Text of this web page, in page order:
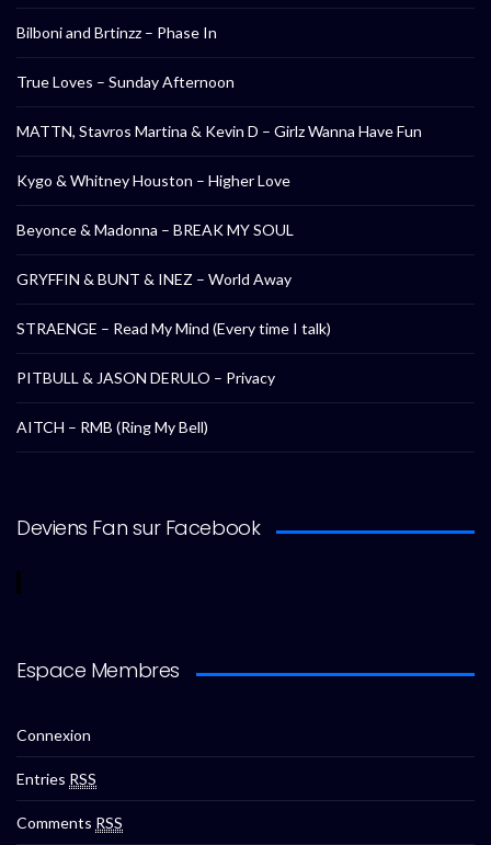
Bilboni and Brtinzz – Phase In
True Loves – Sunday Afternoon
MATTN, Stavros Martina & Kevin D – Girlz Wanna Have Fun
Kygo & Whitney Houston – Higher Love
Beyonce & Madonna – BREAK MY SOUL
GRYFFIN & BUNT & INEZ – World Away
STRAENGE – Read My Mind (Every time I talk)
PITBULL & JASON DERULO – Privacy
AITCH – RMB (Ring My Bell)
Deviens Fan sur Facebook
Espace Membres
Connexion
Entries RSS
Comments RSS